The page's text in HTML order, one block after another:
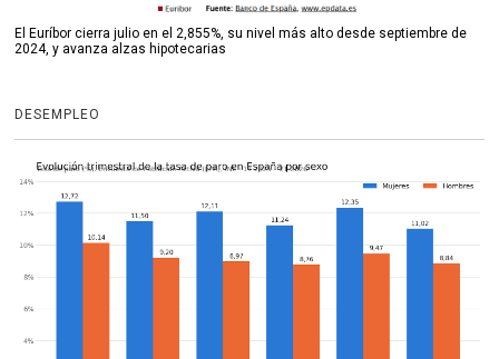
El Euríbor cierra julio en el 2,855%, su nivel más alto desde septiembre de
2024, y avanza alzas hipotecarias
DESEMPLEO